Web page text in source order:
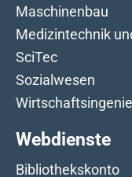
Maschinenbau
Medizintechnik
SciTec
Sozialwesen
Webdienste
Bibliothekskonto